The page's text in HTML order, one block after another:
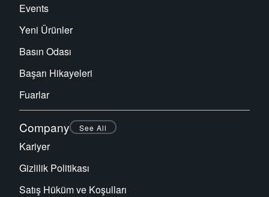
Events
Yeni Ürünler
Basın Odası
Başarı Hikayeleri
Fuarlar
Company See All
Kariyer
Gizlilik Politikası
Satış Hüküm ve Koşulları